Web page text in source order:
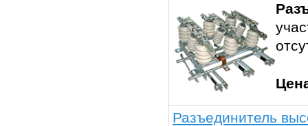
Разъединитель